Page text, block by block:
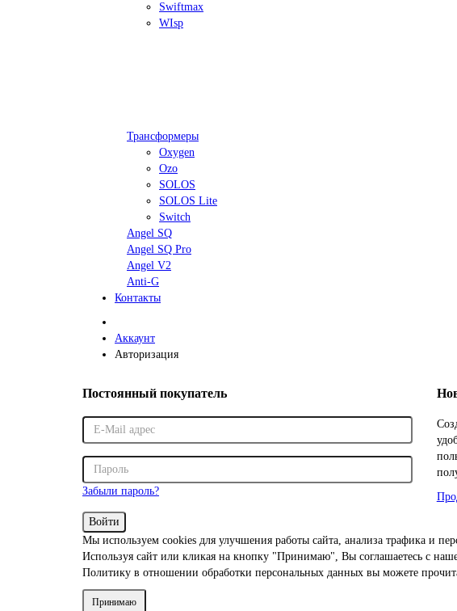
Swiftmax
WIsp
Трансформеры
Oxygen
Ozo
SOLOS
SOLOS Lite
Switch
Angel SQ
Angel SQ Pro
Angel V2
Anti-G
Контакты
Аккаунт
Авторизация
Постоянный покупатель
Забыли пароль?
Войти
Мы используем cookies для улучшения работы сайта, анализа трафика и
Используя сайт или кликая на кнопку "Принимаю", Вы соглашаетесь с
Политику в отношении обработки персональных данных вы можете
Принимаю